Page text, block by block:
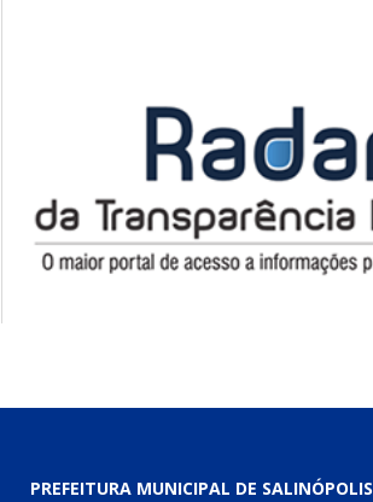
PREFEITURA MUNICIPAL DE SALINÓPOLIS